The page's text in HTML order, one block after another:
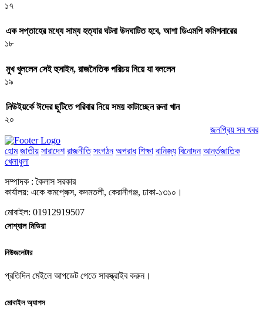
১৭
এক সপ্তাহের মধ্যে সাম্য হত্যার ঘটনা উদঘাটিত হবে, আশা ডিএমপি কমিশনারের
১৮
মুখ খুললেন সেই হুসাইন, রাজনৈতিক পরিচয় নিয়ে যা বললেন
১৯
নিউইয়র্কে ঈদের ছুটিতে পরিবার নিয়ে সময় কাটাচ্ছেন রুনা খান
২০
জনপ্রিয় সব খবর
হোম জাতীয় সারাদেশ রাজনীতি সংগঠন অপরাধ শিক্ষা বানিজ্য বিনোদন আর্ন্তজাতিক
খেলাধুলা
সম্পাদক : কৈলাস সরকার
কার্যালয়: একে কমপ্লেক্স, কদমতলী, কেরানীগঞ্জ, ঢাকা-১৩১০।
মোবাইল: 01912919507
সোশ্যাল মিডিয়া
নিউজলেটার
প্রতিদিন মেইলে আপডেট পেতে সাবস্ক্রাইব করুন।
মোবাইল অ্যাপস